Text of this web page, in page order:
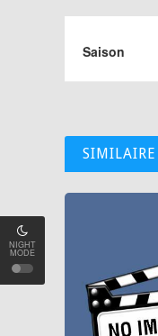
NIGHT
MODE
Saison